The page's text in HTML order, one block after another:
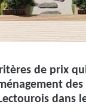
de prix
des
dans